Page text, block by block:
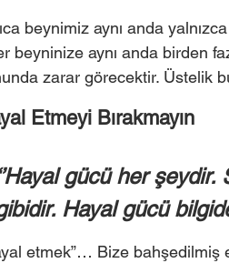
beynimiz aynı anda
beyninize aynı anda birden
zarar görecektir. Üstelik
Etmeyi Bırakmayın
gücü her
Hayal gücü
etmek”… Bize bahşedilmiş